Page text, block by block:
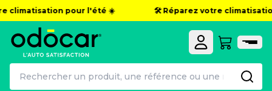
climatisation pour l'été ☀️ 🛠️ Réparez votre